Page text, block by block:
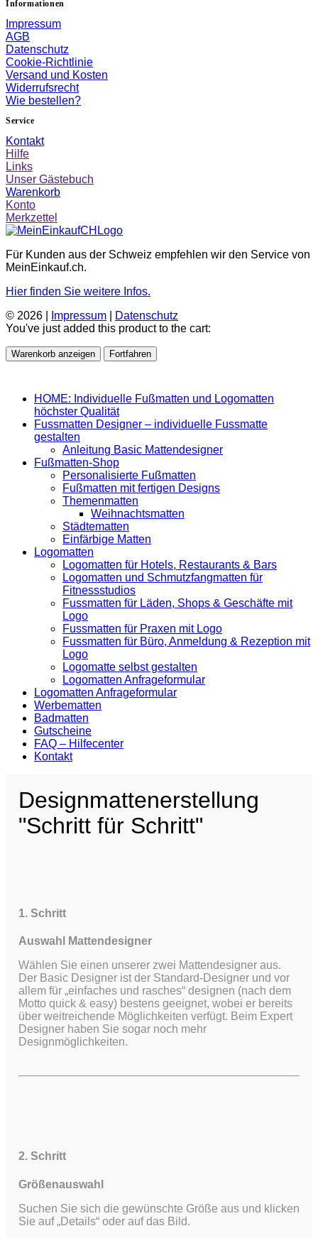
Informationen
Impressum
AGB
Datenschutz
Cookie-Richtlinie
Versand und Kosten
Widerrufsrecht
Wie bestellen?
Service
Kontakt
Hilfe
Links
Unser Gästebuch
Warenkorb
Konto
Merkzettel
Für Kunden aus der Schweiz empfehlen wir den Service von
MeinEinkauf.ch.
Hier finden Sie weitere Infos.
© 2026 |
Impressum
Datenschutz
You've just added this product to the cart:
Warenkorb anzeigen Fortfahren
HOME: Individuelle Fußmatten und Logomatten
höchster Qualität
Fussmatten Designer – individuelle Fussmatte
gestalten
Anleitung Basic Mattendesigner
Fußmatten-Shop
Personalisierte Fußmatten
Fußmatten mit fertigen Designs
Themenmatten
Weihnachtsmatten
Städtematten
Einfärbige Matten
Logomatten
Logomatten für Hotels, Restaurants & Bars
Logomatten und Schmutzfangmatten für
Fitnessstudios
Fussmatten für Läden, Shops & Geschäfte mit
Logo
Fussmatten für Praxen mit Logo
Fussmatten für Büro, Anmeldung & Rezeption mit
Logo
Logomatte selbst gestalten
Logomatten Anfrageformular
Logomatten Anfrageformular
Werbematten
Badmatten
Gutscheine
FAQ – Hilfecenter
Kontakt
Designmattenerstellung
"Schritt für Schritt"
1. Schritt
Auswahl Mattendesigner
Wählen Sie einen unserer zwei Mattendesigner aus.
Der Basic Designer ist der Standard-Designer und vor
allem für „einfaches und rasches“ designen (nach dem
Motto quick & easy) bestens geeignet, wobei er bereits
über weitreichende Möglichkeiten verfügt. Beim Expert
Designer haben Sie sogar noch mehr
Designmöglichkeiten.
2. Schritt
Größenauswahl
Suchen Sie sich die gewünschte Größe aus und klicken
Sie auf „Details“ oder auf das Bild.